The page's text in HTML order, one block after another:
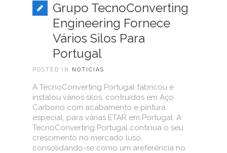
Grupo TecnoConverting
Engineering Fornece
Vários Silos Para
Portugal
POSTED IN NOTICIAS
A TecnoConverting Portugal fabricou e
instalou vários silos, contruídos em Aço
Carbono com acabamento e pintura
especial, para várias ETAR em Portugal. A
TecnoConverting Portugal continua o seu
crescimento no mercado luso,
consolidando-se como um areferência no